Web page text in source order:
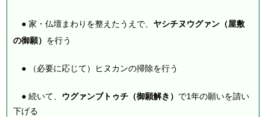
● 家・仏壇まわりを整えたうえで、 ヤシチヌウグァン（屋敷
の御願） を行う
● （必要に応じて）ヒヌカンの掃除を行う
● 続いて、 ウグァンブトゥチ（御願解き） で1年の願いを請い
下げる